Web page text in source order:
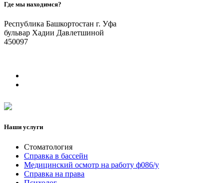
Где мы находимся?
Республика Башкортостан г. Уфа
бульвар Хадии Давлетшиной
450097
Наши услуги
Стоматология
Справка в бассейн
Медицинский осмотр на работу ф086/у
Справка на права